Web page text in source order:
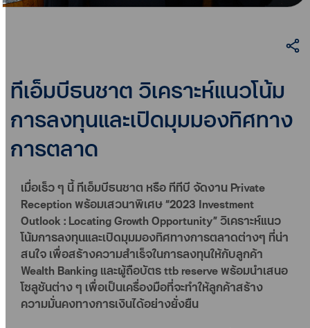
ทีเอ็มบีธนชาต วิเคราะห์แนวโน้ม
การลงทุนและเปิดมุมมองทิศทาง
การตลาด
เมื่อเร็ว ๆ นี้ ทีเอ็มบีธนชาต หรือ ทีทีบี จัดงาน Private
Reception พร้อมเสวนาพิเศษ “2023 Investment
Outlook : Locating Growth Opportunity” วิเคราะห์แนว
โน้มการลงทุนและเปิดมุมมองทิศทางการตลาดต่างๆ ที่น่า
สนใจ เพื่อสร้างความสำเร็จในการลงทุนให้กับลูกค้า
Wealth Banking และผู้ถือบัตร ttb reserve พร้อมนำเสนอ
โซลูชันต่าง ๆ เพื่อเป็นเครื่องมือที่จะทำให้ลูกค้าสร้าง
ความมั่นคงทางการเงินได้อย่างยั่งยืน